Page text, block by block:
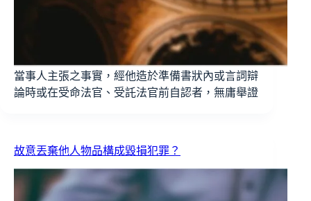
當事人主張之事實，經他造於準備書狀內或言詞辯
論時或在受命法官、受託法官前自認者，無庸舉證
故意丟棄他人物品構成毀損犯罪？